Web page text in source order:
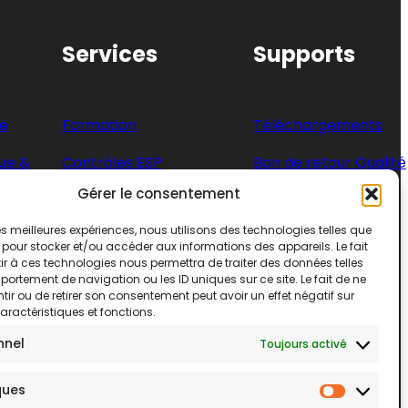
Gérer le consentement
meilleures expériences, nous utilisons des technologies telles que
stocker et/ou accéder aux informations des appareils. Le fait
à ces technologies nous permettra de traiter des données telles
de navigation ou les ID uniques sur ce site. Le fait de ne
ou de retirer son consentement peut avoir un effet négatif sur
et fonctions.
Toujours activé
&
Services
Formation
Contrôles ESP
Entretien &
Maintenance
Supports
Téléchargements
Bon de retour Qualité
Bon de retour SAV
Questionnaire
satisfaction client
Questionnaire
Fournisseur